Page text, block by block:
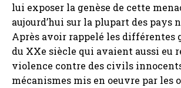
lui exposer la genèse de cette
aujourd’hui sur la plupart des pays
Après avoir rappelé les différentes
du XXe siècle qui avaient aussi eu
violence contre des civils
mécanismes mis en oeuvre par les